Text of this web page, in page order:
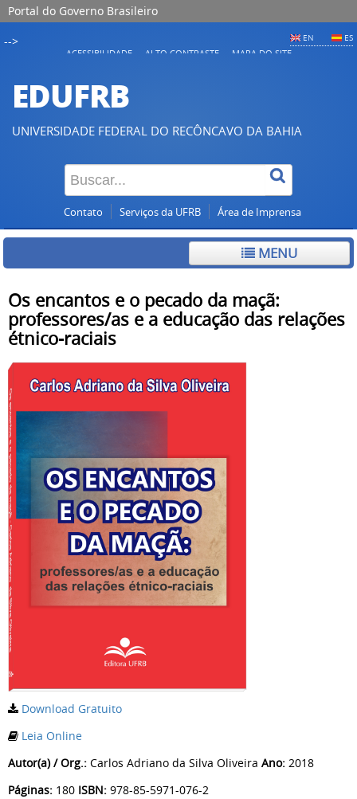
Portal do Governo Brasileiro
EN ES
-->
ACESSIBILIDADE ALTO CONTRASTE MAPA DO SITE
EDUFRB
UNIVERSIDADE FEDERAL DO RECÔNCAVO DA BAHIA
Contato Serviços da UFRB Área de Imprensa
MENU
Os encantos e o pecado da maçã:
professores/as e a educação das relações
étnico-raciais
Download Gratuito
Leia Online
Autor(a) / Org.: Carlos Adriano da Silva Oliveira Ano: 2018
Páginas: 180 ISBN: 978-85-5971-076-2